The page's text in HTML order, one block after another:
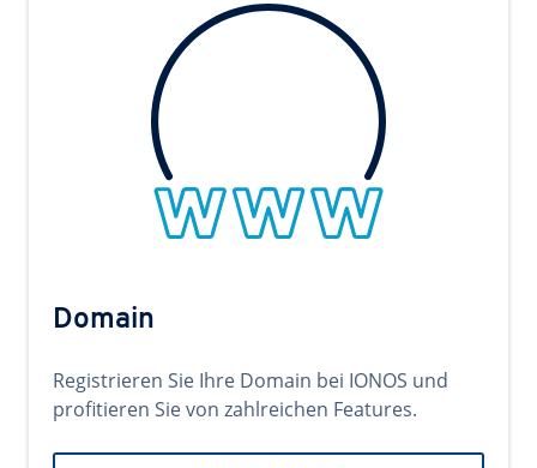
Domain
Registrieren Sie Ihre Domain bei IONOS und
profitieren Sie von zahlreichen Features.